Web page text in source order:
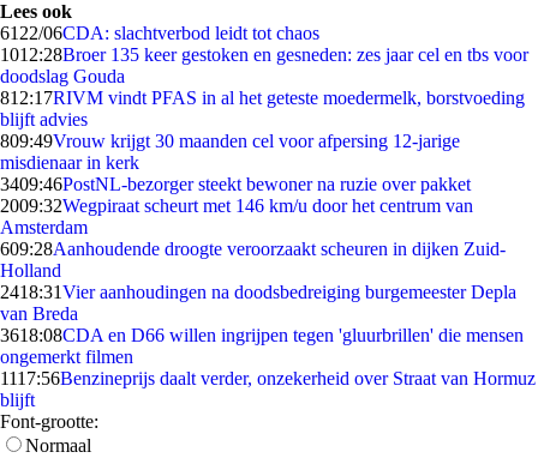
Lees ook
61 22/06CDA: slachtverbod leidt tot chaos
1012:28Broer 135 keer gestoken en gesneden: zes jaar cel en tbs voor
doodslag Gouda
812:17RIVM vindt PFAS in al het geteste moedermelk, borstvoeding
blijft advies
809:49Vrouw krijgt 30 maanden cel voor afpersing 12-jarige
misdienaar in kerk
3409:46PostNL-bezorger steekt bewoner na ruzie over pakket
2009:32Wegpiraat scheurt met 146 km/u door het centrum van
Amsterdam
609:28Aanhoudende droogte veroorzaakt scheuren in dijken Zuid-
Holland
2418:31Vier aanhoudingen na doodsbedreiging burgemeester Depla
van Breda
3618:08CDA en D66 willen ingrijpen tegen 'gluurbrillen' die mensen
ongemerkt filmen
1117:56Benzineprijs daalt verder, onzekerheid over Straat van Hormuz
blijft
Font-grootte:
Normaal